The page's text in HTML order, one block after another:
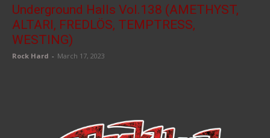
Underground Halls Vol.138 (AMETHYST,
ALTARI, FREDLÖS, TEMPTRESS,
WESTING)
Rock Hard - March 17, 2023